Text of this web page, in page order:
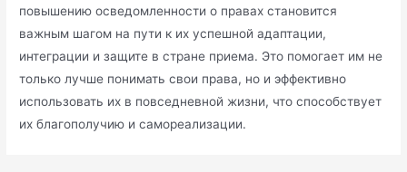
повышению осведомленности о правах становится
важным шагом на пути к их успешной адаптации,
интеграции и защите в стране приема. Это помогает им не
только лучше понимать свои права, но и эффективно
использовать их в повседневной жизни, что способствует
их благополучию и самореализации.